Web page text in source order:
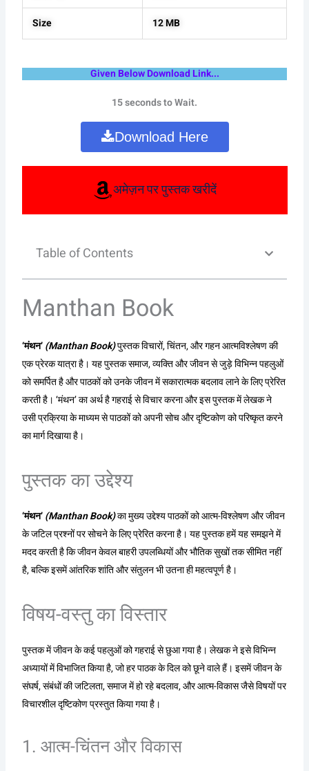
Size 12 MB
Given Below Download Link...
15 seconds to Wait.
Download Here
अमेज़न पर पुस्तक खरीदें
Table of Contents
Manthan Book
‘मंथन’(Manthan Book)पुस्तक विचारों, चिंतन, और गहन आत्मविश्लेषण की
एक प्रेरक यात्रा है। यह पुस्तक समाज, व्यक्ति और जीवन से जुड़े विभिन्न पहलुओं
को समर्पित है और पाठकों को उनके जीवन में सकारात्मक बदलाव लाने के लिए प्रेरित
करती है। ‘मंथन’ का अर्थ है गहराई से विचार करना और इस पुस्तक में लेखक ने
उसी प्रक्रिया के माध्यम से पाठकों को अपनी सोच और दृष्टिकोण को परिष्कृत करने
का मार्ग दिखाया है।
पुस्तक का उद्देश्य
‘मंथन’(Manthan Book)का मुख्य उद्देश्य पाठकों को आत्म-विश्लेषण और जीवन
के जटिल प्रश्नों पर सोचने के लिए प्रेरित करना है। यह पुस्तक हमें यह समझने में
मदद करती है कि जीवन केवल बाहरी उपलब्धियों और भौतिक सुखों तक सीमित नहीं
है, बल्कि इसमें आंतरिक शांति और संतुलन भी उतना ही महत्वपूर्ण है।
विषय-वस्तु का विस्तार
पुस्तक में जीवन के कई पहलुओं को गहराई से छुआ गया है। लेखक ने इसे विभिन्न
अध्यायों में विभाजित किया है, जो हर पाठक के दिल को छूने वाले हैं। इसमें जीवन के
संघर्ष, संबंधों की जटिलता, समाज में हो रहे बदलाव, और आत्म-विकास जैसे विषयों पर
विचारशील दृष्टिकोण प्रस्तुत किया गया है।
1. आत्म-चिंतन और विकास